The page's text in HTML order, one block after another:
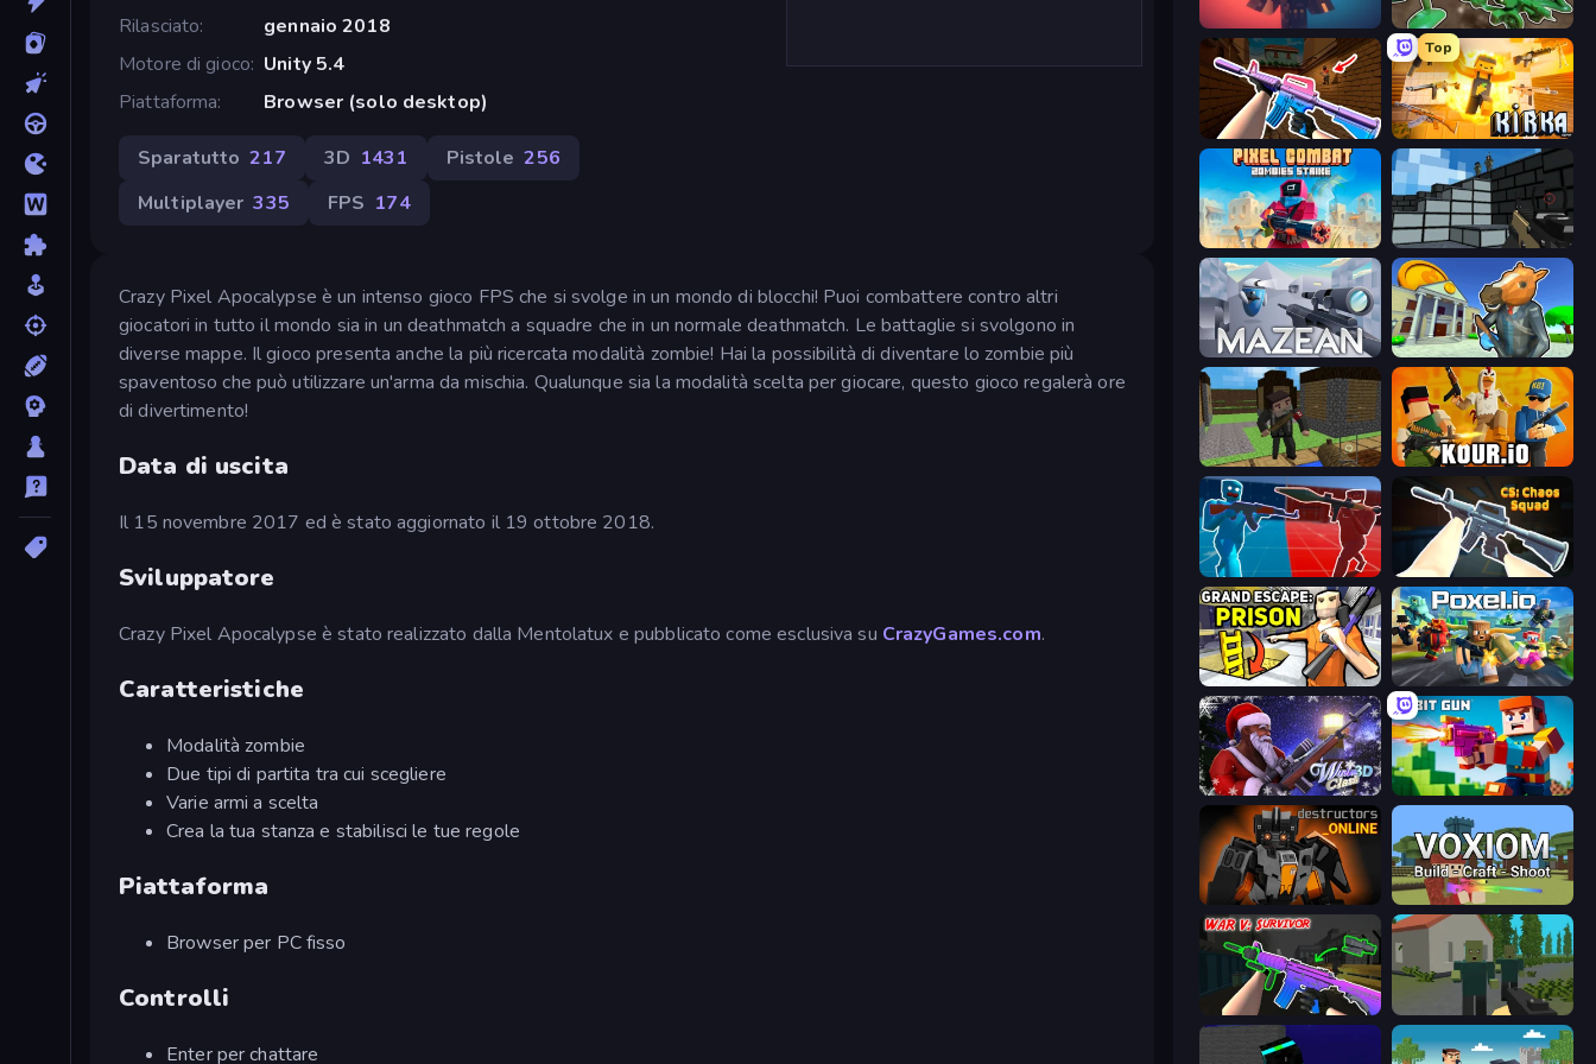
Rilasciato
gennaio 2018
Motore di gioco Unity 5.4
Piattaforma
Browser (solo desktop)
Sparatutto 217 3D 1431 Pistole 256
Multiplayer 335 FPS 174
Crazy Pixel Apocalypse è un intenso gioco FPS che si svolge in un mondo di blocchi! Puoi combattere contro altri
giocatori in tutto il mondo sia in un deathmatch a squadre che in un normale deathmatch. Le battaglie si svolgono in
diverse mappe. Il gioco presenta anche la più ricercata modalità zombie! Hai la possibilità di diventare lo zombie più
spaventoso che può utilizzare un'arma da mischia. Qualunque sia la modalità scelta per giocare, questo gioco regalerà ore
di divertimento!
Data di uscita
Il 15 novembre 2017 ed è stato aggiornato il 19 ottobre 2018.
Sviluppatore
Crazy Pixel Apocalypse è stato realizzato dalla Mentolatux e pubblicato come esclusiva su CrazyGames.com.
Caratteristiche
Modalità zombie
Due tipi di partita tra cui scegliere
Varie armi a scelta
Crea la tua stanza e stabilisci le tue regole
Piattaforma
Browser per PC fisso
Controlli
Enter per chattare
Pixel Warfare Soldiers - Capture and Control!
KS Z
Top
Kirka.io
Pixel Combat: Zombies Strike Pixel Gun 3D
Mazean Bank Robbery 3
Block Pixel Gun Apocalypse 3 Kour.io
Battle of the Soldiers: Red vs Blue CS: Chaos Squad
Grand Escape: Prison Poxel.io
Winter Clash 3D Bit Gun.io
Destructors Online Voxiom.io
War V: Survivor